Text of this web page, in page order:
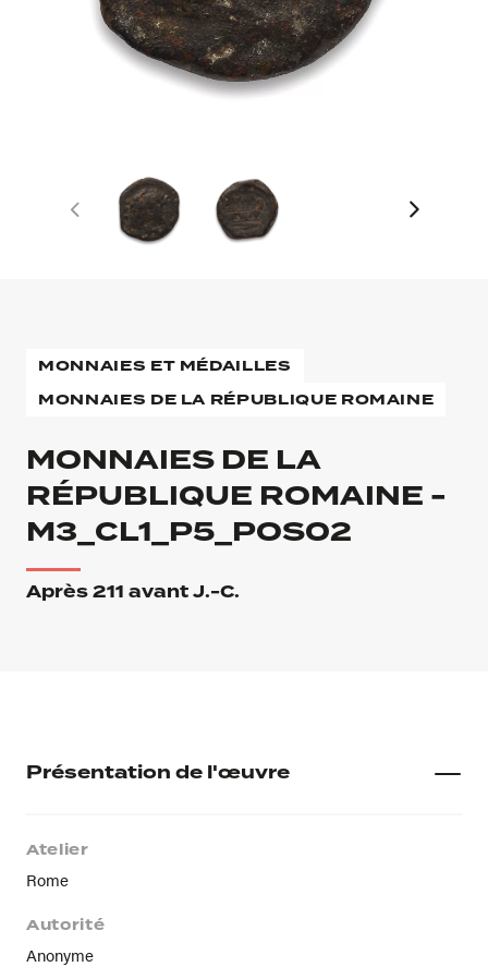
MONNAIES ET MÉDAILLES
MONNAIES DE LA RÉPUBLIQUE ROMAINE
MONNAIES DE LA
RÉPUBLIQUE ROMAINE -
M3_CL1_P5_POS02
Après 211 avant J.-C.
Présentation de l'œuvre
Atelier
Rome
Autorité
Anonyme